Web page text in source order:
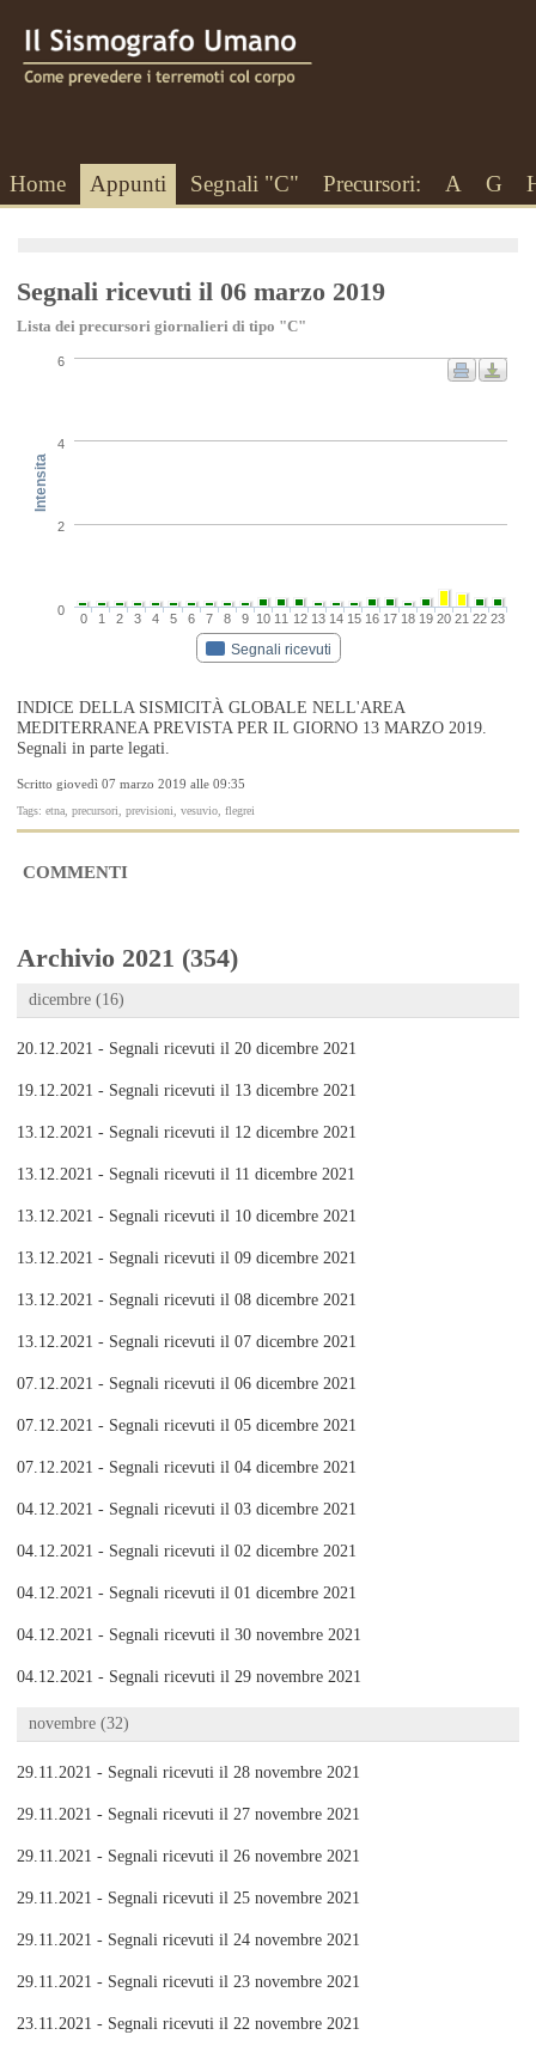
Home Appunti Segnali "C" Precursori: A G
Segnali ricevuti il 06 marzo 2019
Lista dei precursori giornalieri di tipo "C"
Intensita
Segnali ricevuti
0 1 2 3 4 5 6 7 8 9 10 11 12 13 14 15 16 17 18 19 20 21 22 23
0
2
4
6
INDICE DELLA SISMICITÀ GLOBALE NELL'AREA
MEDITERRANEA PREVISTA PER IL GIORNO 13 MARZO 2019.
Segnali in parte legati.
Scritto giovedì 07 marzo 2019 alle 09:35
Tags: etna, precursori, previsioni, vesuvio, flegrei
COMMENTI
Archivio 2021 (354)
dicembre (16)
20.12.2021 - Segnali ricevuti il 20 dicembre 2021
19.12.2021 - Segnali ricevuti il 13 dicembre 2021
13.12.2021 - Segnali ricevuti il 12 dicembre 2021
13.12.2021 - Segnali ricevuti il 11 dicembre 2021
13.12.2021 - Segnali ricevuti il 10 dicembre 2021
13.12.2021 - Segnali ricevuti il 09 dicembre 2021
13.12.2021 - Segnali ricevuti il 08 dicembre 2021
13.12.2021 - Segnali ricevuti il 07 dicembre 2021
07.12.2021 - Segnali ricevuti il 06 dicembre 2021
07.12.2021 - Segnali ricevuti il 05 dicembre 2021
07.12.2021 - Segnali ricevuti il 04 dicembre 2021
04.12.2021 - Segnali ricevuti il 03 dicembre 2021
04.12.2021 - Segnali ricevuti il 02 dicembre 2021
04.12.2021 - Segnali ricevuti il 01 dicembre 2021
04.12.2021 - Segnali ricevuti il 30 novembre 2021
04.12.2021 - Segnali ricevuti il 29 novembre 2021
novembre (32)
29.11.2021 - Segnali ricevuti il 28 novembre 2021
29.11.2021 - Segnali ricevuti il 27 novembre 2021
29.11.2021 - Segnali ricevuti il 26 novembre 2021
29.11.2021 - Segnali ricevuti il 25 novembre 2021
29.11.2021 - Segnali ricevuti il 24 novembre 2021
29.11.2021 - Segnali ricevuti il 23 novembre 2021
23.11.2021 - Segnali ricevuti il 22 novembre 2021